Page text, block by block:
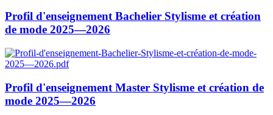
Profil d'enseignement Bachelier Stylisme et création
de mode 2025—2026
Profil d'enseignement Master Stylisme et création de
mode 2025—2026